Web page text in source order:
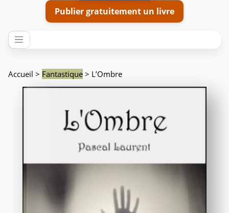
Publier gratuitement un livre
Accueil > Fantastique > L’Ombre